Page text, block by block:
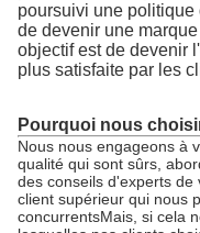
poursuivi une
de devenir une
objectif est de devenir
plus satisfaite par les
Pourquoi nous
Nous nous engageons à
qualité qui sont sûrs,
des conseils d'experts
client supérieur qui nous
concurrentsMais, si cela